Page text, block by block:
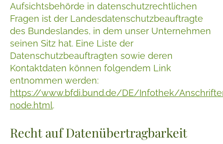
Aufsichtsbehörde in datenschutzrechtlichen
Fragen ist der Landesdatenschutzbeauftragte
des Bundeslandes, in dem unser Unternehmen
seinen Sitz hat. Eine Liste der
Datenschutzbeauftragten sowie deren
Kontaktdaten können folgendem Link
entnommen werden:
https://www.bfdi.bund.de/DE/Infothek/
node.html.
Recht auf Datenübertragbarkeit